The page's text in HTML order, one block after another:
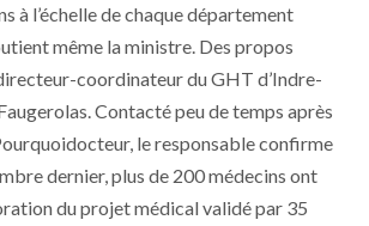
à l’échelle de chaque département
même la ministre. Des propos
coordinateur du GHT d’Indre-
Contacté peu de temps après
le responsable confirme
dernier, plus de 200 médecins ont
du projet médical validé par 35